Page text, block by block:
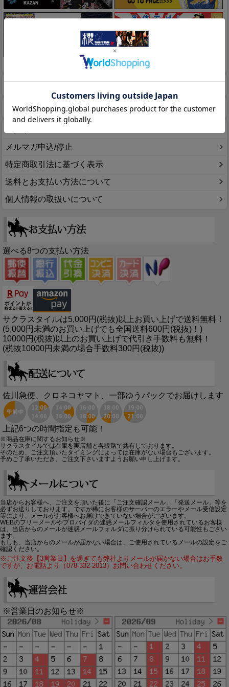
このページをPC用に切り替え
ホーム マイページ カート
メルマガ申込/停止
特定商取引法に基づく表示
送料とお支払い方法について
個人情報の取扱いについて
選べる8つの支払い方法
サクラスタイルは5,000円(税抜)以上お買い上げで送料無料！
(5,000円未満のお買い上げでも全国送料600円(税抜)！)
10000円(税抜)以上のお買い上げで代引き手数料も無料！
(税抜10000円未満の場合手数料300円(税抜))
佐川急便、クロネコヤマト、一部ゆうパックでお届けします
上記6つの時間指定も可能！
※商品在庫に関するお知らせ※
サクラスタイルでは在庫を実店舗と各販路で共有しております。
そのため、ご注文頂いたタイミングによっては在庫がない場合もございます。
予めご了承いただき、ご注文下さいますようお願い申し上げます。
当店からお客様へ、ご注文を頂いた後に「ご注文確認メール」「発送メール」等を
必ずお送りしております。ですが稀にお客様のサーバーのエラーやメール受信設定
等により、メールがお客様へお届けできていない場合がございます。
WEBのフリーメールやプロバイダの迷惑メールフィルタを使用されているお客様
は、当店からのメールが迷惑メールフォルダに振り分けられている可能性もござい
ます。
もしも、当店からのメールが届かない場合は、ご使用されているメールの設定をご
確認ください。
※ご注文後【3営業日】を過ぎても弊社よりメールが届かない場合はお手数
ですが、お電話より（078-332-2013）お問い合わせください。
※営業日のお知らせ※